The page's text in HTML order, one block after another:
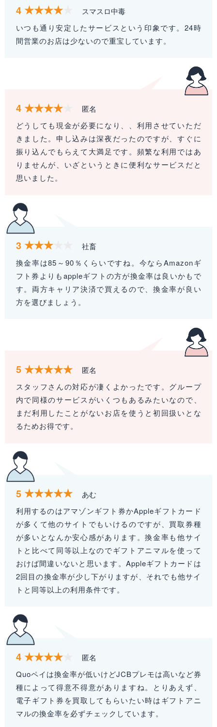
4
スマスロ中毒
いつも通り安定したサービスという印象です。24時
間営業のお店は少ないので重宝しています。
4
匿名
どうしても現金が必要になり、、利用させていただ
きました。申し込みは深夜だったのですが、すぐに
振り込んでもらえて大満足です。頻繁な利用ではあ
りませんが、いざというときに便利なサービスだと
思いました。
3
社畜
換金率は85～90％くらいですね。今ならAmazonギ
フト券よりもappleギフトの方が換金率は良いかもで
す。両方キャリア決済で買えるので、換金率が良い
方を選びましょう。
5
匿名
スタッフさんの対応が凄くよかったです。グループ
内で同様のサービスがいくつもあるみたいなので、
まだ利用したことがないお店を使うと初回扱いとな
るためお得です。
5
あむ
利用するのはアマゾンギフト券かAppleギフトカード
が多くて他のサイトでもいけるのですが、買取券種
が多いとなんか安心感があります。換金率も他サイ
トと比べて同等以上なのでギフトアニマルを使って
おけば間違いないと思います。Appleギフトカードは
2回目の換金率が少し下がりますが、それでも他サイ
トと同等以上の利用条件です。
4
匿名
Quoペイは換金率が低いけどJCBプレモは高いなど券
種によって得意不得意がありますね。とりあえず、
電子ギフト券を買取してもらいたい時はギフトアニ
マルの換金率を必ずチェックしています。